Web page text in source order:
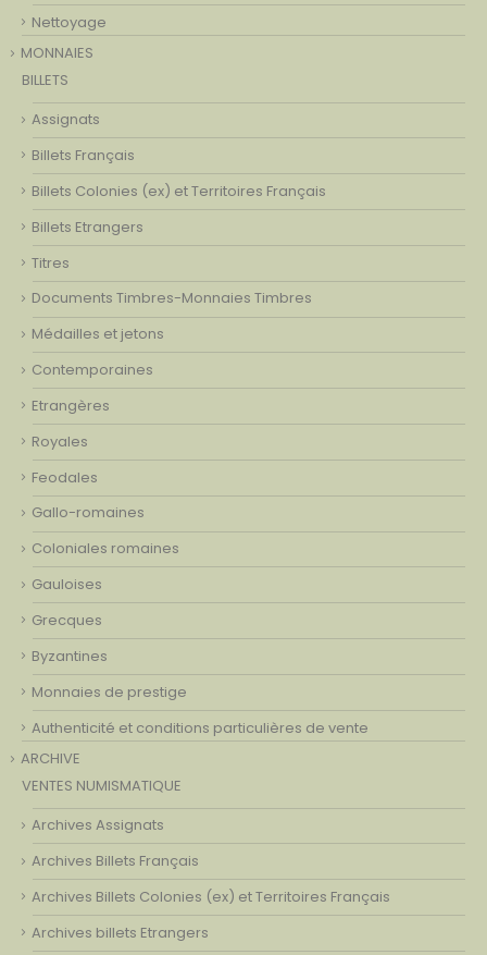
Nettoyage
MONNAIES
BILLETS
Assignats
Billets Français
Billets Colonies (ex) et Territoires Français
Billets Etrangers
Titres
Documents Timbres-Monnaies Timbres
Médailles et jetons
Contemporaines
Etrangères
Royales
Feodales
Gallo-romaines
Coloniales romaines
Gauloises
Grecques
Byzantines
Monnaies de prestige
Authenticité et conditions particulières de vente
ARCHIVE
VENTES NUMISMATIQUE
Archives Assignats
Archives Billets Français
Archives Billets Colonies (ex) et Territoires Français
Archives billets Etrangers